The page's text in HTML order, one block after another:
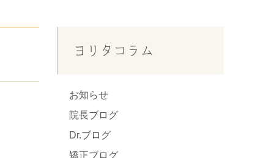
ヨリタコラム
お知らせ
院長ブログ
Dr.ブログ
矯正ブログ